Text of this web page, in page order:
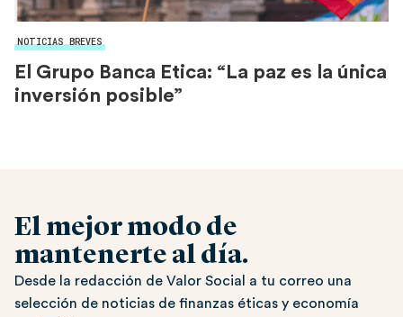
NOTICIAS BREVES
El Grupo Banca Etica: “La paz es la única
inversión posible”
El mejor modo de
mantenerte al día.
Desde la redacción de Valor Social a tu correo una
selección de noticias de finanzas éticas y economía